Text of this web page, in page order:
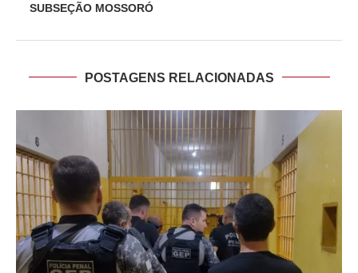
SUBSEÇÃO MOSSORÓ
POSTAGENS RELACIONADAS